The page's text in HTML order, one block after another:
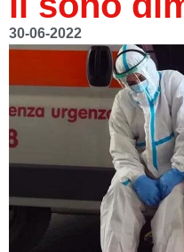
30-06-2022